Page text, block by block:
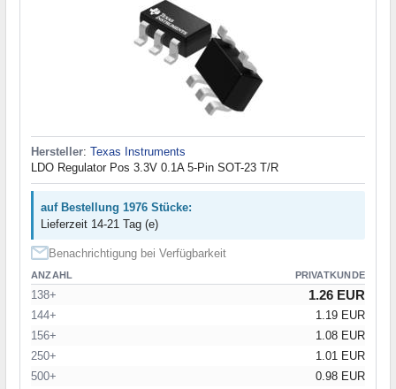
Hersteller: Texas Instruments
LDO Regulator Pos 3.3V 0.1A 5-Pin SOT-23 T/R
auf Bestellung 1976 Stücke:
Lieferzeit 14-21 Tag (e)
Benachrichtigung bei Verfügbarkeit
ANZAHL PRIVATKUNDE
138+ 1.26 EUR
144+
1.19 EUR
156+
1.08 EUR
250+
1.01 EUR
500+
0.98 EUR